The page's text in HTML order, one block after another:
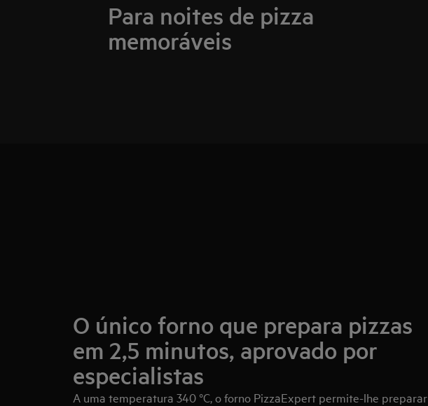
Para noites de pizza
memoráveis
O único forno que prepara pizzas
em 2,5 minutos, aprovado por
especialistas
A uma temperatura 340 °C, o forno PizzaExpert permite-lhe preparar